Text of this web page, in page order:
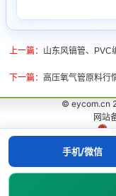
上一篇： 山东风镐管、PVC
下一篇： 高压氧气管原料行
手机/微信
© eycom.cn
网站